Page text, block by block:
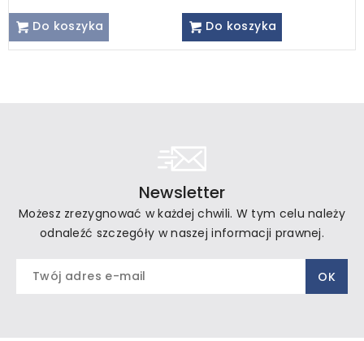
Do koszyka Do koszyka
Newsletter
Możesz zrezygnować w każdej chwili. W tym celu należy
odnaleźć szczegóły w naszej informacji prawnej.